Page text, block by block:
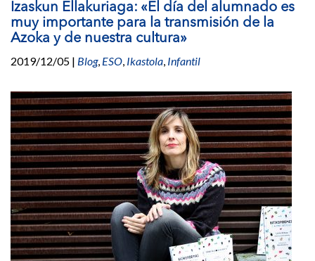
Izaskun Ellakuriaga: «El día del alumnado es
muy importante para la transmisión de la
Azoka y de nuestra cultura»
2019/12/05 | Blog, ESO, Ikastola, Infantil